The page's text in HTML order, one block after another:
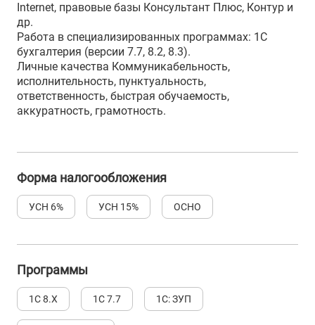
Internet, правовые базы Консультант Плюс, Контур и
др.
Работа в специализированных программах: 1С
бухгалтерия (версии 7.7, 8.2, 8.3).
Личные качества Коммуникабельность,
исполнительность, пунктуальность,
ответственность, быстрая обучаемость,
аккуратность, грамотность.
Форма налогообложения
УСН 6% УСН 15% ОСНО
Программы
1С 8.Х 1С 7.7 1С: ЗУП